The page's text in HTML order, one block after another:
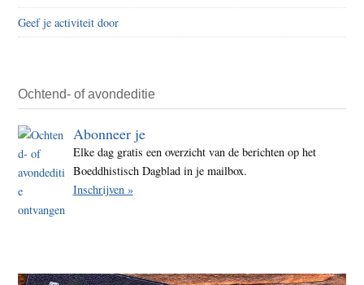
Geef je activiteit door
Ochtend- of avondeditie
Abonneer je
Elke dag gratis een overzicht van de berichten op het
Boeddhistisch Dagblad in je mailbox.
Inschrijven »